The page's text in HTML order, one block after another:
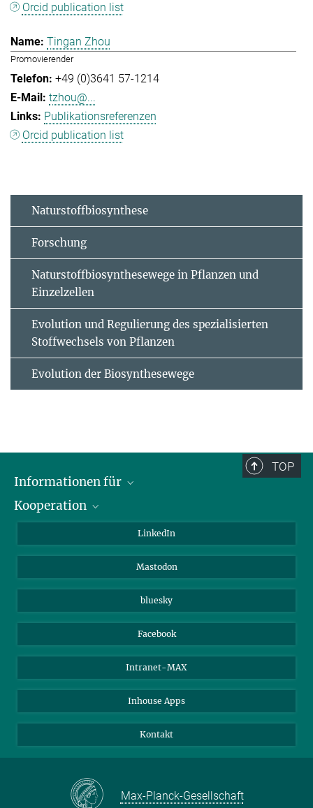
Orcid publication list
Tingan Zhou
Promovierender
+49 (0)3641 57-1214
tzhou@...
Publikationsreferenzen
Orcid publication list
Naturstoffbiosynthese
Forschung
Naturstoffbiosynthesewege in Pflanzen und
Einzelzellen
Evolution und Regulierung des spezialisierten
Stoffwechsels von Pflanzen
Evolution der Biosynthesewege
TOP
Informationen für
Journalisten
Kooperation
Max-Planck-Gesellschaft
Beutenberg Campus e.V.
LinkedIn
Mastodon
bluesky
Facebook
Intranet-MAX
Inhouse Apps
Kontakt
Max-Planck-Gesellschaft